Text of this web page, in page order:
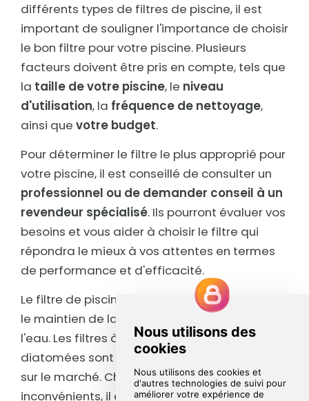
différents types de filtres de piscine, il est
important de souligner l'importance de choisir
le bon filtre pour votre piscine. Plusieurs
facteurs doivent être pris en compte, tels que
la taille de votre piscine, le niveau
d'utilisation, la fréquence de nettoyage,
ainsi que votre budget.
Pour déterminer le filtre le plus approprié pour
votre piscine, il est conseillé de consulter un
professionnel ou de demander conseil à un
revendeur spécialisé. Ils pourront évaluer vos
besoins et vous aider à choisir le filtre qui
répondra le mieux à vos attentes en termes
de performance et d'efficacité.
Le filtre de piscine joue un rôle essentiel dans
le maintien de la propreté et de la clarté de
l'eau. Les filtres à sable, à cartouche et à
diatomées sont les options les plus courantes
sur le marché. Chacun a ses avantages et ses
inconvénients, il est donc important de